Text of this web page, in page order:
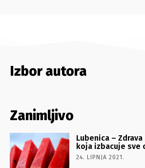
Izbor autora
Zanimljivo
Lubenica –
koja izbacuje
24. LIPNJA 2021.